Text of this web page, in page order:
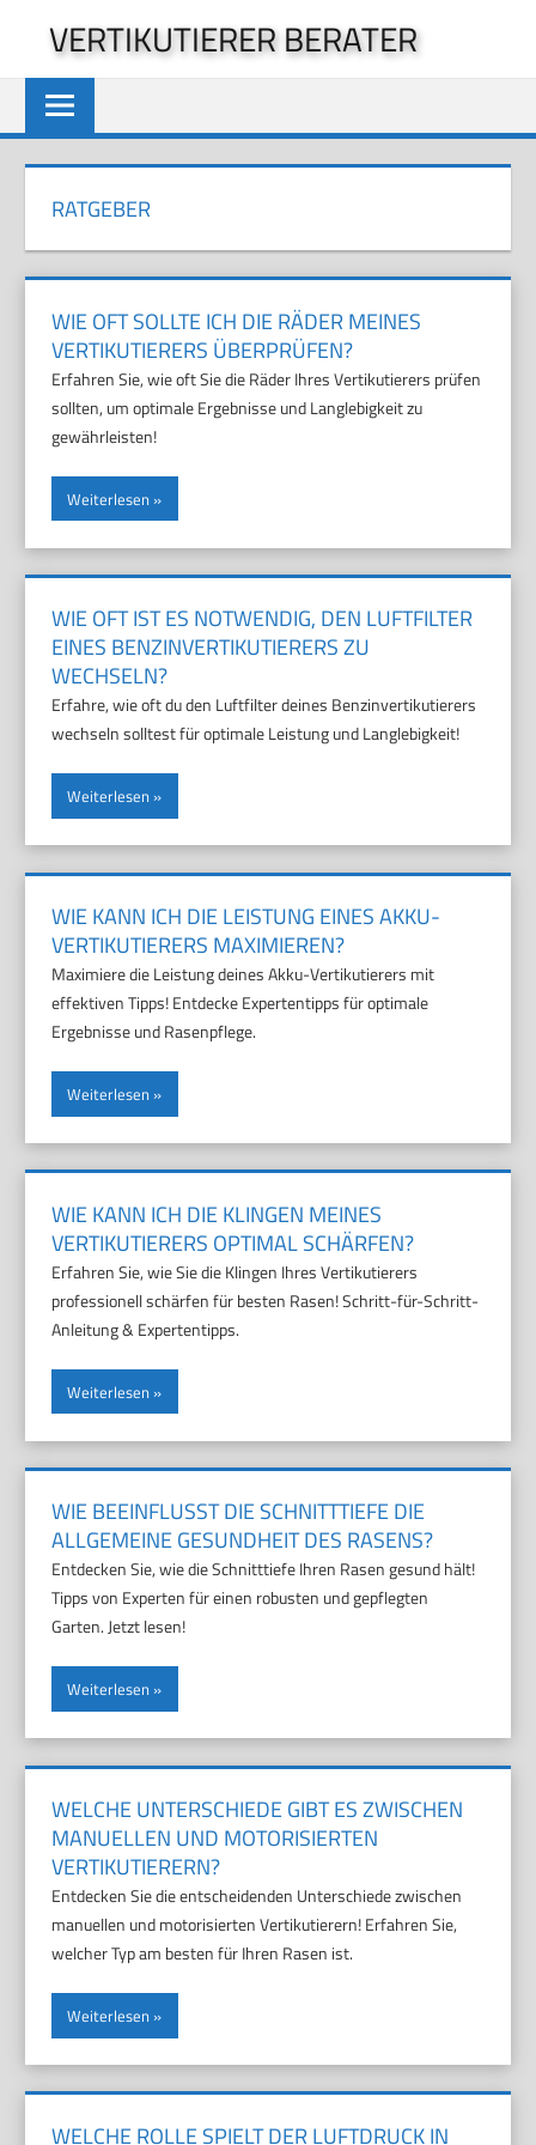
springen
VERTIKUTIERER BERATER
RATGEBER
WIE OFT SOLLTE ICH DIE RÄDER MEINES
VERTIKUTIERERS ÜBERPRÜFEN?
Erfahren Sie, wie oft Sie die Räder Ihres Vertikutierers prüfen
sollten, um optimale Ergebnisse und Langlebigkeit zu
gewährleisten!
Weiterlesen
WIE OFT IST ES NOTWENDIG, DEN LUFTFILTER
EINES BENZINVERTIKUTIERERS ZU
WECHSELN?
Erfahre, wie oft du den Luftfilter deines Benzinvertikutierers
wechseln solltest für optimale Leistung und Langlebigkeit!
Weiterlesen
WIE KANN ICH DIE LEISTUNG EINES AKKU-
VERTIKUTIERERS MAXIMIEREN?
Maximiere die Leistung deines Akku-Vertikutierers mit
effektiven Tipps! Entdecke Expertentipps für optimale
Ergebnisse und Rasenpflege.
Weiterlesen
WIE KANN ICH DIE KLINGEN MEINES
VERTIKUTIERERS OPTIMAL SCHÄRFEN?
Erfahren Sie, wie Sie die Klingen Ihres Vertikutierers
professionell schärfen für besten Rasen! Schritt-für-Schritt-
Anleitung & Expertentipps.
Weiterlesen
WIE BEEINFLUSST DIE SCHNITTTIEFE DIE
ALLGEMEINE GESUNDHEIT DES RASENS?
Entdecken Sie, wie die Schnitttiefe Ihren Rasen gesund hält!
Tipps von Experten für einen robusten und gepflegten
Garten. Jetzt lesen!
Weiterlesen
WELCHE UNTERSCHIEDE GIBT ES ZWISCHEN
MANUELLEN UND MOTORISIERTEN
VERTIKUTIERERN?
Entdecken Sie die entscheidenden Unterschiede zwischen
manuellen und motorisierten Vertikutierern! Erfahren Sie,
welcher Typ am besten für Ihren Rasen ist.
Weiterlesen
WELCHE ROLLE SPIELT DER LUFTDRUCK IN